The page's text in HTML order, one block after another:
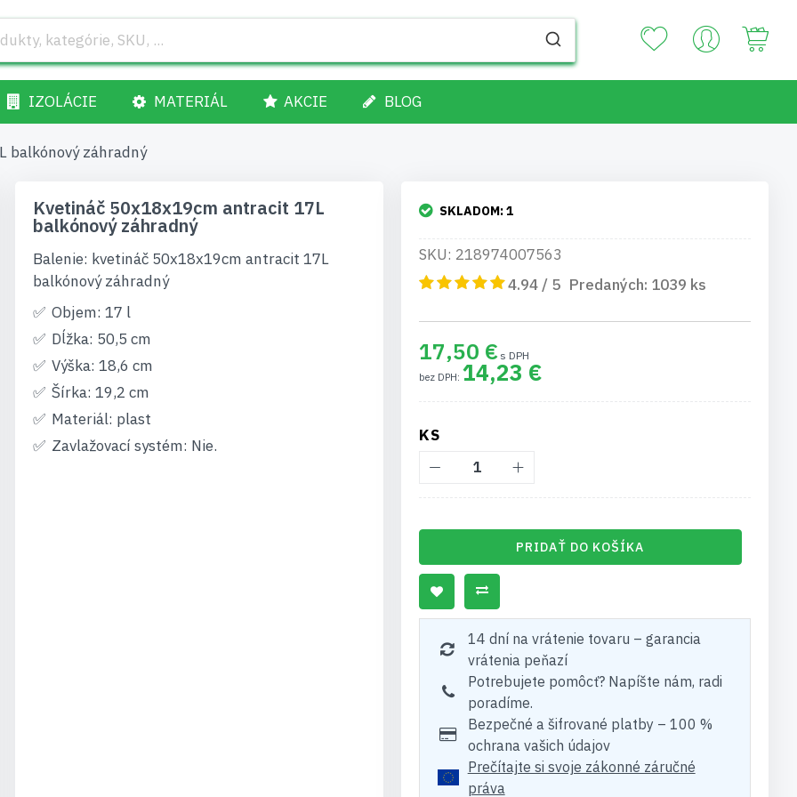
IZOLÁCIE MATERIÁL AKCIE BLOG
balkónový záhradný
Kvetináč 50x18x19cm antracit 17L
balkónový záhradný
Balenie: kvetináč 50x18x19cm antracit 17L
balkónový záhradný
Objem: 17 l
Dĺžka: 50,5 cm
Výška: 18,6 cm
Šírka: 19,2 cm
Materiál: plast
Zavlažovací systém: Nie.
SKLADOM:1
SKU: 218974007563
4.94 / 5 Predaných: 1039 ks
17,50 €
14,23 €
KS
PRIDAŤ DO KOŠÍKA
14 dní na vrátenie tovaru – garancia
vrátenia peňazí
Potrebujete pomôcť? Napíšte nám, radi
poradíme.
Bezpečné a šifrované platby – 100 %
ochrana vašich údajov
Prečítajte si svoje zákonné záručné
práva